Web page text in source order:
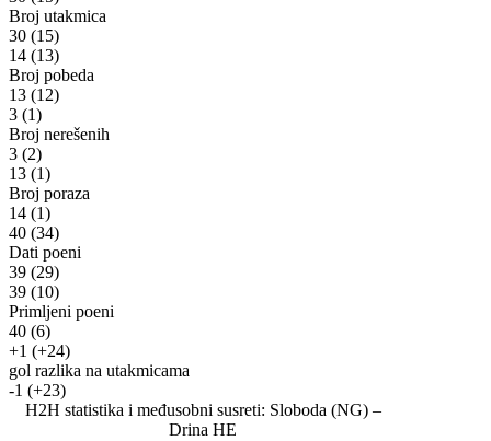
Broj utakmica
30 (15)
14 (13)
Broj pobeda
13 (12)
3 (1)
Broj nerešenih
3 (2)
13 (1)
Broj poraza
14 (1)
40 (34)
Dati poeni
39 (29)
39 (10)
Primljeni poeni
40 (6)
+1 (+24)
gol razlika na utakmicama
-1 (+23)
H2H statistika i međusobni susreti: Sloboda (NG) –
Drina HE